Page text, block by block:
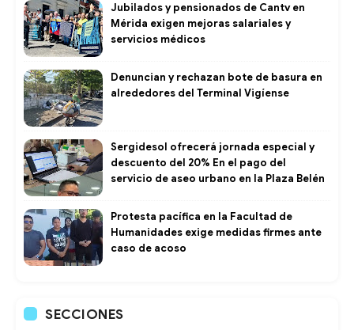
Jubilados y pensionados de Cantv en
Mérida exigen mejoras salariales y
servicios médicos
Denuncian y rechazan bote de basura en
alrededores del Terminal Vigíense
Sergidesol ofrecerá jornada especial y
descuento del 20% En el pago del
servicio de aseo urbano en la Plaza Belén
Protesta pacífica en la Facultad de
Humanidades exige medidas firmes ante
caso de acoso
SECCIONES